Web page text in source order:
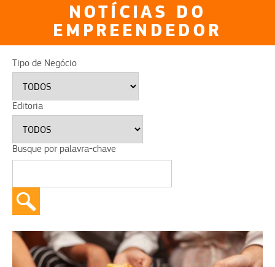
NOTÍCIAS DO
EMPREENDEDOR
Tipo de Negócio
Editoria
Busque por palavra-chave